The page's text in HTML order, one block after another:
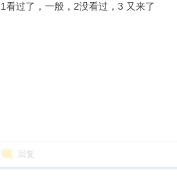
1看过了，一般，2没看过，3 又来了
回复